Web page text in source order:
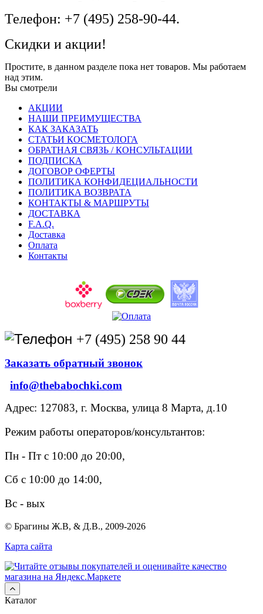
Телефон: +7 (495) 258-90-44.
Скидки и акции!
Простите, в данном разделе пока нет товаров. Мы работаем
над этим.
Вы смотрели
АКЦИИ
НАШИ ПРЕИМУЩЕСТВА
КАК ЗАКАЗАТЬ
СТАТЬИ КОСМЕТОЛОГА
ОБРАТНАЯ СВЯЗЬ / КОНСУЛЬТАЦИИ
ПОДПИСКА
ДОГОВОР ОФЕРТЫ
ПОЛИТИКА КОНФИДЕЦИАЛЬНОСТИ
ПОЛИТИКА ВОЗВРАТА
КОНТАКТЫ & МАРШРУТЫ
ДОСТАВКА
F.A.Q.
Доставка
Оплата
Контакты
+7 (495) 258 90 44
Заказать обратный звонок
info@thebabochki.com
Адрес: 127083, г. Москва, улица 8 Марта, д.10
Режим работы операторов/консультантов:
Пн - Пт с 10:00 до 20:00,
Сб с 10:00 до 14:00,
Вс - вых
© Брагины Ж.В, & Д.В., 2009-2026
Карта сайта
Каталог